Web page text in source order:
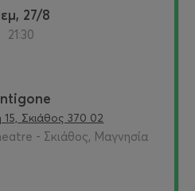
Πεμ, 27/8
21:30
Σκιάθος 370 02
- Σκιάθος, Μαγνησία